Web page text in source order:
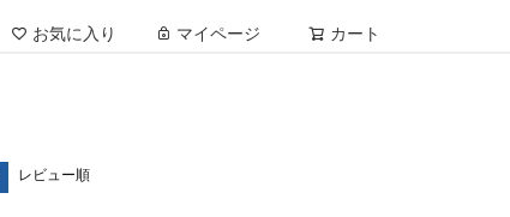
お気に入り マイページ カート
レビュー順